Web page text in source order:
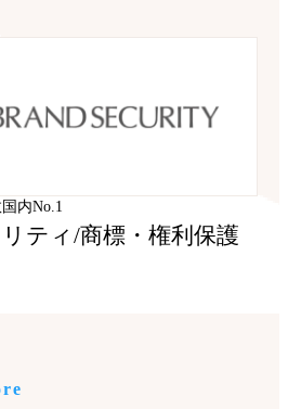
内No.1
ティ/商標・権利保護